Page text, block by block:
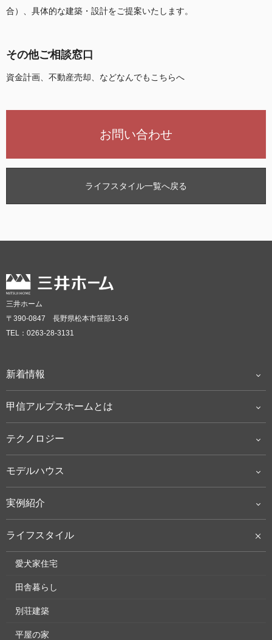
合）、具体的な建築・設計をご提案いたします。
その他ご相談窓口
資金計画、不動産売却、などなんでもこちらへ
お問い合わせ
ライフスタイル一覧へ戻る
三井ホーム
〒390-0847 長野県松本市笹部1-3-6
TEL：0263-28-3131
新着情報
甲信アルプスホームとは
テクノロジー
モデルハウス
実例紹介
ライフスタイル
愛犬家住宅
田舎暮らし
別荘建築
平屋の家